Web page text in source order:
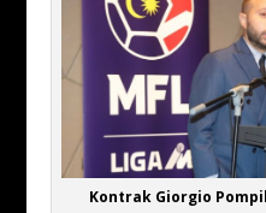
Kontrak Giorgio